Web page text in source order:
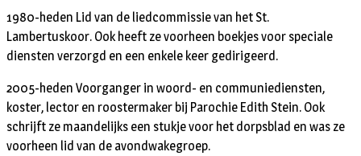
1980-heden Lid van de liedcommissie van het St.
Lambertuskoor. Ook heeft ze voorheen boekjes voor speciale
diensten verzorgd en een enkele keer gedirigeerd.
2005-heden Voorganger in woord- en communiediensten,
koster, lector en roostermaker bij Parochie Edith Stein. Ook
schrijft ze maandelijks een stukje voor het dorpsblad en was ze
voorheen lid van de avondwakegroep.